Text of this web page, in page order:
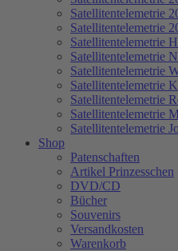
Satellitentelemetrie
Satellitentelemetrie
Satellitentelemetrie
Satellitentelemetrie
Satellitentelemetrie
Satellitentelemetrie
Satellitentelemetrie
Satellitentelemetrie
Satellitentelemetrie
Shop
Patenschaften
Artikel Prinzesschen
DVD/CD
Bücher
Souvenirs
Versandkosten
Warenkorb